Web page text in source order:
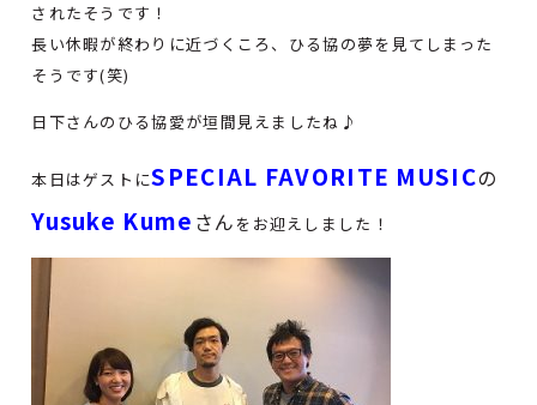
されたそうです！
長い休暇が終わりに近づくころ、ひる協の夢を見てしまった
そうです(笑)
日下さんのひる協愛が垣間見えましたね♪
本日はゲストにSPECIAL FAVORITE MUSICの
Yusuke Kume さん をお迎えしました！